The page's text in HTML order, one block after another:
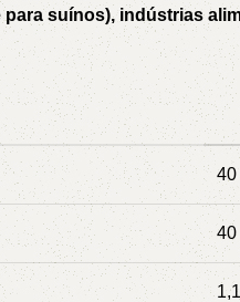
suínos), indústrias
40
40